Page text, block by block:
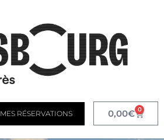
MES RÉSERVATIONS 0,00€ 0